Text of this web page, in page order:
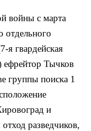
войны с марта
отдельного
я гвардейская
ефрейтор Тычков
группы поиска 1
и
разведчиков,